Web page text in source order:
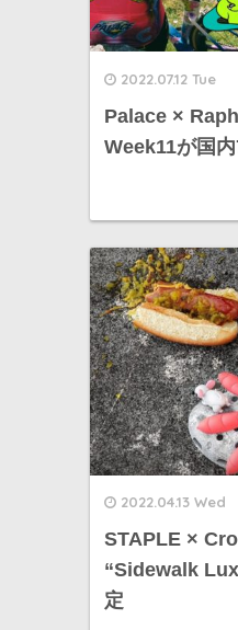
2022.07.12 Tue
Palace ×
Week11が国
2022.04.13 Wed
STAPLE ×
“Sidewalk
定